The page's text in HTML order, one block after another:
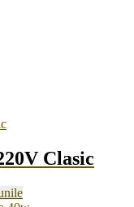
Clasic
Acest